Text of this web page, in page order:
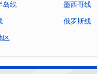
岛线 墨西哥线
俄罗斯线
区